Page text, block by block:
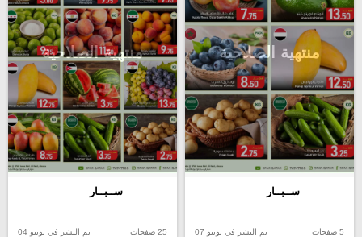
منتهية الصلاحية
ســبــار
5 صفحات تم النشر في يونيو 07
منتهية الصلاحية
ســبــار
25 صفحات تم النشر في يونيو 04